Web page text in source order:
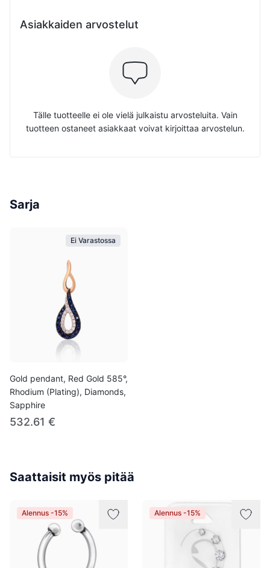
Asiakkaiden arvostelut
Tälle tuotteelle ei ole vielä julkaistu arvosteluita. Vain
tuotteen ostaneet asiakkaat voivat kirjoittaa arvostelun.
Sarja
Ei Varastossa
Gold pendant, Red Gold 585°,
Rhodium (Plating), Diamonds,
Sapphire
532.61 €
Saattaisit myös pitää
Alennus -15% Alennus -15%